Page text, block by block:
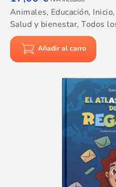
Animales, Educación, Inicio
Salud y bienestar,Todos
Añadir al carro